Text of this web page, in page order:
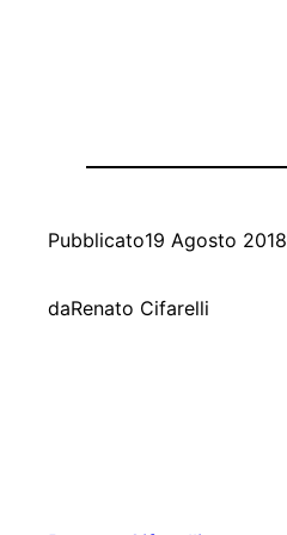
Pubblicato19 Agosto 2018
daRenato Cifarelli